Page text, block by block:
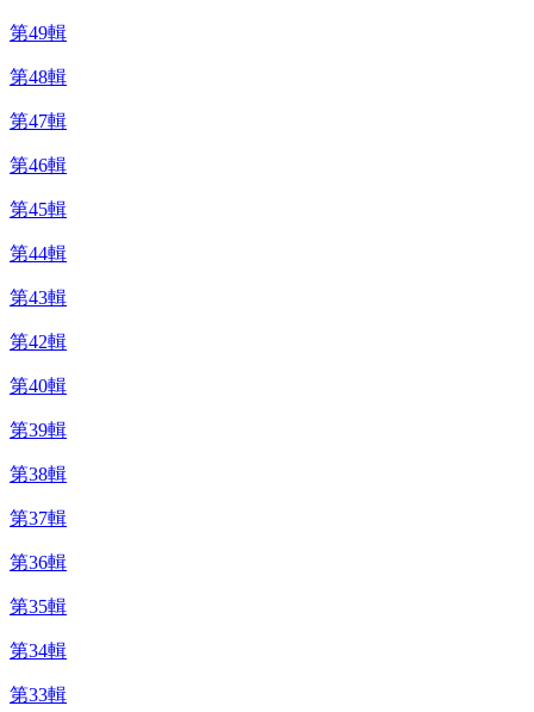
第49輯
第48輯
第47輯
第46輯
第45輯
第44輯
第43輯
第42輯
第40輯
第39輯
第38輯
第37輯
第36輯
第35輯
第34輯
第33輯